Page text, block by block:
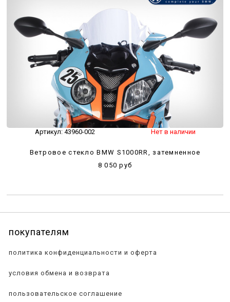
Артикул: 43960-002 Нет в наличии
Ветровое стекло BMW S1000RR, затемненное
8 050 руб
покупателям
политика конфиденциальности и оферта
условия обмена и возврата
пользовательское соглашение